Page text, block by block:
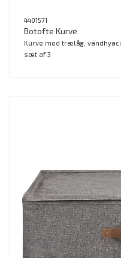
4401571
Botofte Kurve
Kurve med trælåg,
sæt af 3